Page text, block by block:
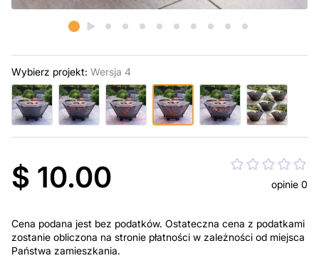
Wybierz projekt: Wersja 4
$ 10.00 opinie 0
Cena podana jest bez podatków. Ostateczna cena z podatkami
zostanie obliczona na stronie płatności w zależności od miejsca
Państwa zamieszkania.